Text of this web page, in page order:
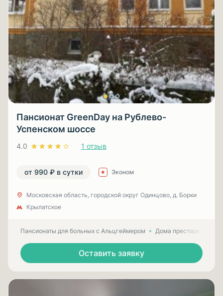
Пансионат GreenDay на Рублево-
Успенском шоссе
4.0 1 отзыв
от 990 ₽ в сутки Эконом
Московская область, городской округ Одинцово, д. Борки
Крылатское
Пансионаты для больных с Альцгеймером Дома престарелых
Оставить заявку